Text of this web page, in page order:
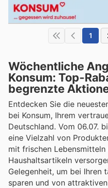
1
Wöchentliche
Konsum: Top-
begrenzte
Entdecken Sie die
bei Konsum, Ihrem
Deutschland. Vom 06.07.
eine Vielzahl von
mit frischen
Haushaltsartikeln
Gelegenheit, um bei Ihren
sparen und von